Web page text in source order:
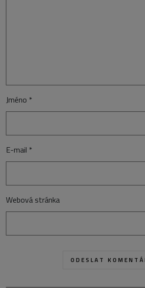
Jméno *
E-mail *
Webová stránka